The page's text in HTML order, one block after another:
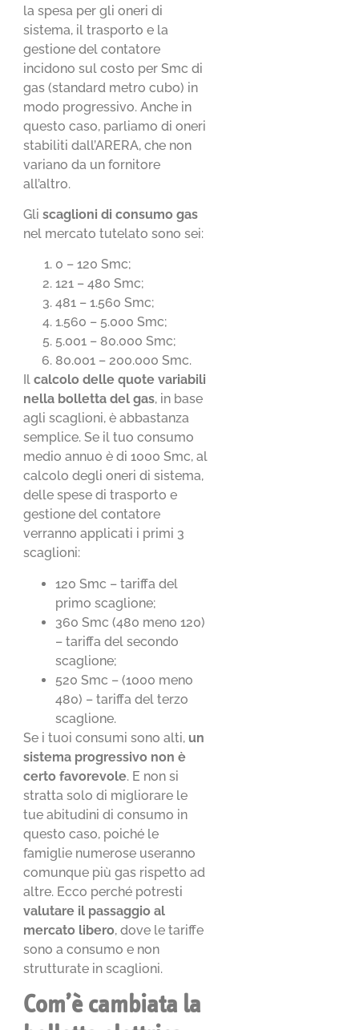
la spesa per gli oneri di
sistema, il trasporto e la
gestione del contatore
incidono sul costo per Smc di
gas (standard metro cubo) in
modo progressivo. Anche in
questo caso, parliamo di oneri
stabiliti dall’ARERA, che non
variano da un fornitore
all’altro.
Gliscaglioni di consumo gas
nel mercato tutelato sono sei:
0 – 120 Smc;
121 – 480 Smc;
481 – 1.560 Smc;
1.560 – 5.000 Smc;
5.001 – 80.000 Smc;
80.001 – 200.000 Smc.
Ilcalcolo delle quote variabili
nella bolletta del gas, in base
agli scaglioni, è abbastanza
semplice. Se il tuo consumo
medio annuo è di 1000 Smc, al
calcolo degli oneri di sistema,
delle spese di trasporto e
gestione del contatore
verranno applicati i primi 3
scaglioni:
120 Smc – tariffa del
primo scaglione;
360 Smc (480 meno 120)
– tariffa del secondo
scaglione;
520 Smc – (1000 meno
480) – tariffa del terzo
scaglione.
Se i tuoi consumi sono alti, un
sistema progressivo non è
certo favorevole. E non si
stratta solo di migliorare le
tue abitudini di consumo in
questo caso, poiché le
famiglie numerose useranno
comunque più gas rispetto ad
altre. Ecco perché potresti
valutare il passaggio al
mercato libero, dove le tariffe
sono a consumo e non
strutturate in scaglioni.
Com’è cambiata la